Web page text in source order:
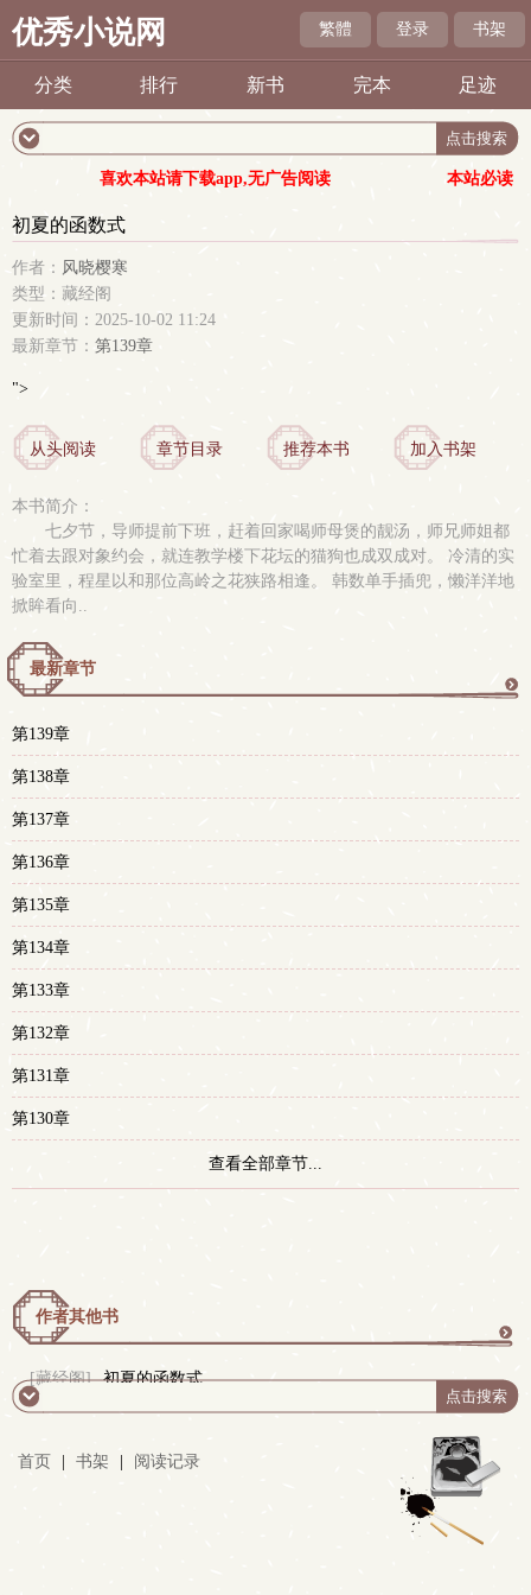
优秀小说网 繁體 登录 书架
分类 排行 新书 完本 足迹
喜欢本站请下载app,无广告阅读 本站必读
初夏的函数式
作者： 风晓樱寒
类型：藏经阁
更新时间：2025-10-02 11:24
最新章节： 第139章
">
从头阅读 章节目录 推荐本书 加入书架
本书简介：
七夕节，导师提前下班，赶着回家喝师母煲的靓汤，师兄师姐都
忙着去跟对象约会，就连教学楼下花坛的猫狗也成双成对。 冷清的实
验室里，程星以和那位高岭之花狭路相逢。 韩数单手插兜，懒洋洋地
掀眸看向..
最新章节
第139章
第138章
第137章
第136章
第135章
第134章
第133章
第132章
第131章
第130章
查看全部章节...
作者其他书
多
[藏经阁] 初夏的函数式
首页 书架 阅读记录